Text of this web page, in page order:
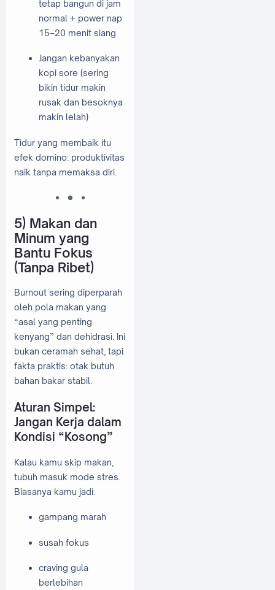
tetap bangun di jam
normal + power nap
15–20 menit siang
Jangan kebanyakan
kopi sore (sering
bikin tidur makin
rusak dan besoknya
makin lelah)
Tidur yang membaik itu
efek domino: produktivitas
naik tanpa memaksa diri.
5) Makan dan
Minum yang
Bantu Fokus
(Tanpa Ribet)
Burnout sering diperparah
oleh pola makan yang
“asal yang penting
kenyang” dan dehidrasi. Ini
bukan ceramah sehat, tapi
fakta praktis: otak butuh
bahan bakar stabil.
Aturan Simpel:
Jangan Kerja dalam
Kondisi “Kosong”
Kalau kamu skip makan,
tubuh masuk mode stres.
Biasanya kamu jadi:
gampang marah
susah fokus
craving gula
berlebihan